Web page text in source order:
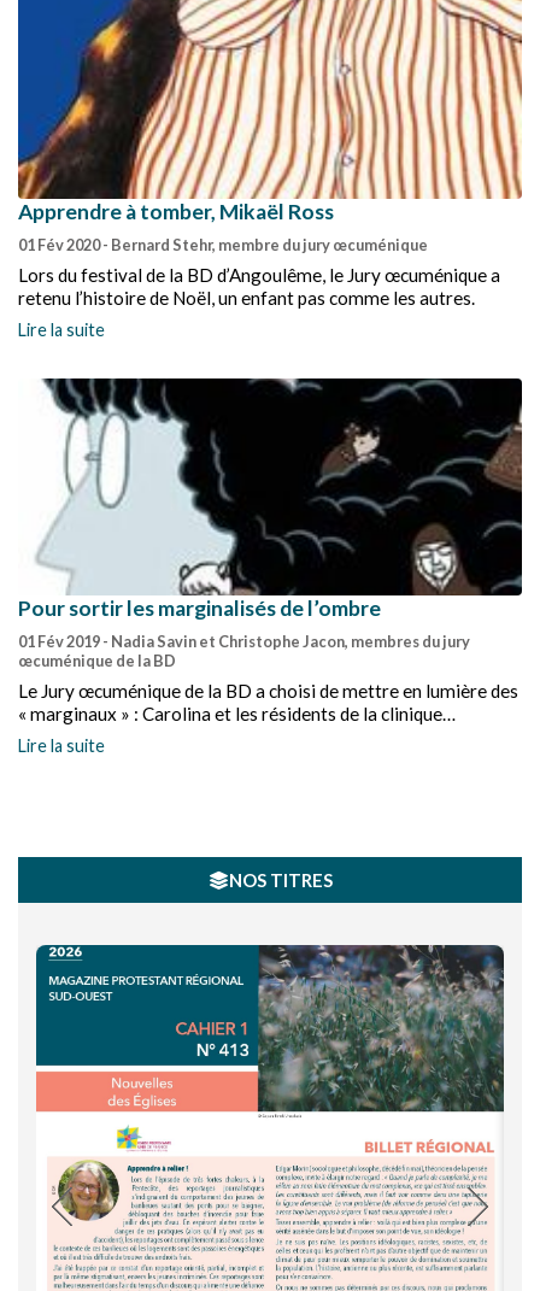
Apprendre à tomber, Mikaël Ross
01 Fév 2020- Bernard Stehr, membre du jury œcuménique
Lors du festival de la BD d’Angoulême, le Jury œcuménique a
retenu l’histoire de Noël, un enfant pas comme les autres.
Lire la suite
Pour sortir les marginalisés de l’ombre
01 Fév 2019- Nadia Savin et Christophe Jacon, membres du jury
œcuménique de la BD
Le Jury œcuménique de la BD a choisi de mettre en lumière des
« marginaux » : Carolina et les résidents de la clinique
psychiatrique de La Chesnaie.
Lire la suite
NOS TITRES